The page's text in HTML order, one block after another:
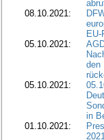
08.10.2021:
05.10.2021:
den
05.10.2021:
in
01.10.2021: